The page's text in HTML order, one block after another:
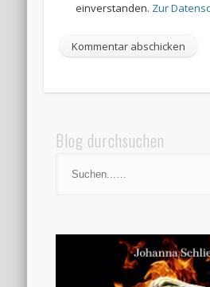
einverstanden. Zur
Blog durchsuchen